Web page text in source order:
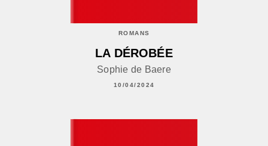
ROMANS
LA DÉROBÉE
Sophie de Baere
10/04/2024